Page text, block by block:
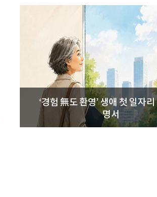
‘경험 無도 환영’ 생애 첫 일자리 도전 설
명서